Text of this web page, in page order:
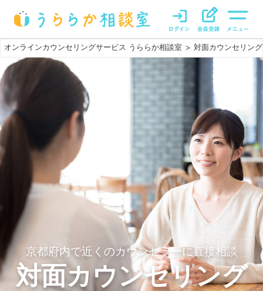
オンラインカウンセリングサービス うららか相談室 > 対面カウンセリン
京都府内で近くのカウンセラーに直接相談
対面カウンセリング